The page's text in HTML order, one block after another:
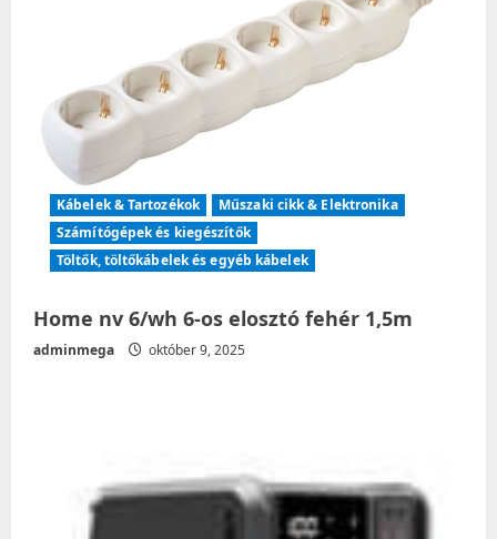
Kábelek & Tartozékok
Műszaki cikk & Elektronika
Számítógépek és kiegészítők
Töltők, töltőkábelek és egyéb kábelek
Home nv 6/wh 6-os elosztó fehér 1,5m
adminmega október 9, 2025